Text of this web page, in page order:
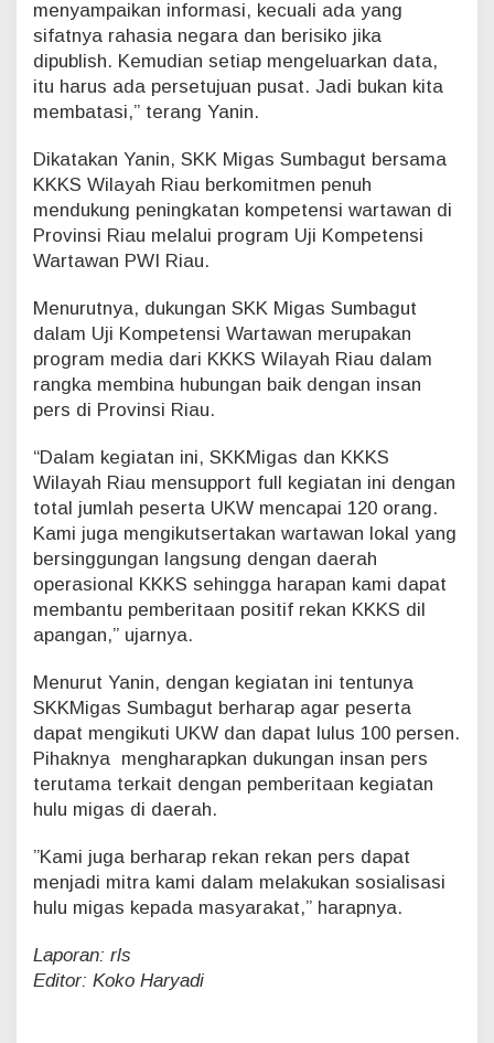
menyampaikan informasi, kecuali ada yang
sifatnya rahasia negara dan berisiko jika
dipublish. Kemudian setiap mengeluarkan data,
itu harus ada persetujuan pusat. Jadi bukan kita
membatasi,” terang Yanin.
Dikatakan Yanin, SKK Migas Sumbagut bersama
KKKS Wilayah Riau berkomitmen penuh
mendukung peningkatan kompetensi wartawan di
Provinsi Riau melalui program Uji Kompetensi
Wartawan PWI Riau.
Menurutnya, dukungan SKK Migas Sumbagut
dalam Uji Kompetensi Wartawan merupakan
program media dari KKKS Wilayah Riau dalam
rangka membina hubungan baik dengan insan
pers di Provinsi Riau.
“Dalam kegiatan ini, SKKMigas dan KKKS
Wilayah Riau mensupport full kegiatan ini dengan
total jumlah peserta UKW mencapai 120 orang.
Kami juga mengikutsertakan wartawan lokal yang
bersinggungan langsung dengan daerah
operasional KKKS sehingga harapan kami dapat
membantu pemberitaan positif rekan KKKS dil
apangan,” ujarnya.
Menurut Yanin, dengan kegiatan ini tentunya
SKKMigas Sumbagut berharap agar peserta
dapat mengikuti UKW dan dapat lulus 100 persen.
Pihaknya mengharapkan dukungan insan pers
terutama terkait dengan pemberitaan kegiatan
hulu migas di daerah.
”Kami juga berharap rekan rekan pers dapat
menjadi mitra kami dalam melakukan sosialisasi
hulu migas kepada masyarakat,” harapnya.
Laporan: rls
Editor: Koko Haryadi